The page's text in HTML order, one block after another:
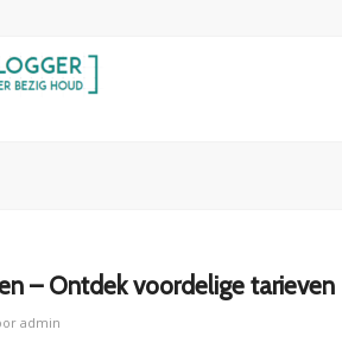
– Ontdek voordelige tarieven
admin